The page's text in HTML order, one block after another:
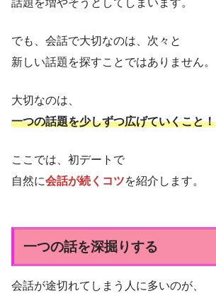
でも、会話で大切なのは、次々と
新しい話題を探すことではありません。
大切なのは、
一つの話題を少しずつ広げていくこと！
ここでは、初デートで
自然に会話が続くコツを紹介します。
一つの話を深掘りする
会話が途切れてしまう人に多いのが、